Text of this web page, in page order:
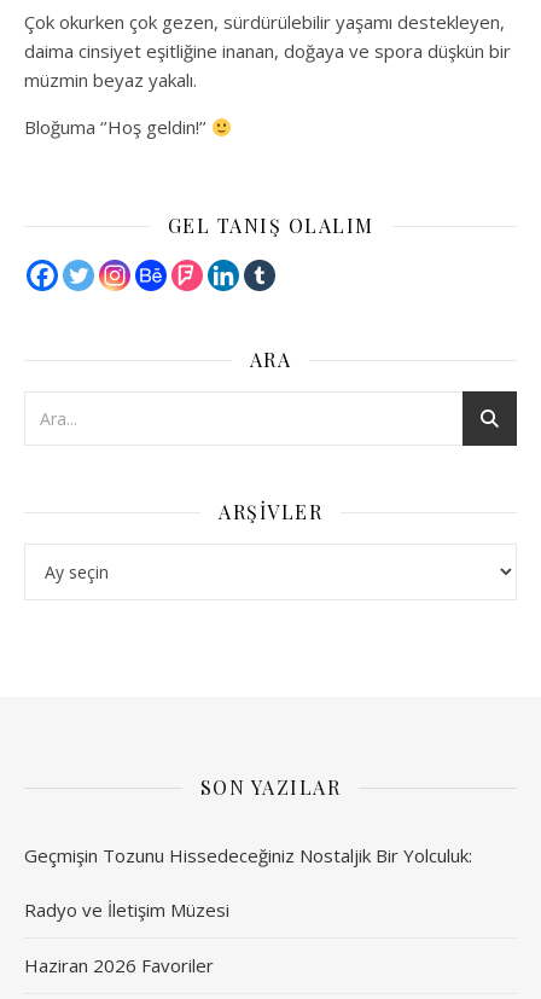
Çok okurken çok gezen, sürdürülebilir yaşamı destekleyen,
daima cinsiyet eşitliğine inanan, doğaya ve spora düşkün bir
müzmin beyaz yakalı.
Bloğuma ‘’Hoş geldin!’’
GEL TANIŞ OLALIM
ARA
ARŞIVLER
SON YAZILAR
Geçmişin Tozunu Hissedeceğiniz Nostaljik Bir Yolculuk:
Radyo ve İletişim Müzesi
Haziran 2026 Favoriler